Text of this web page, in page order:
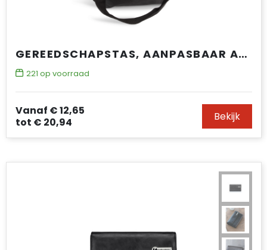
GEREEDSCHAPSTAS, AANPASBAAR AAN DRAAGBARE LADDERS
221 op voorraad
Vanaf € 12,65
tot € 20,94 Bekijk